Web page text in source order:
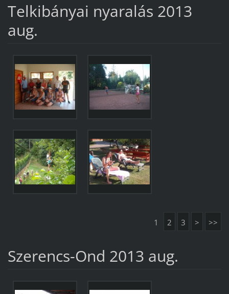
Telkibányai nyaralás 2013
aug.
1 2 3 > >>
Szerencs-Ond 2013 aug.